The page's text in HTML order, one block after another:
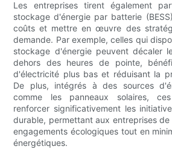
Les entreprises tirent également
stockage d'énergie par batterie
coûts et mettre en œuvre des
demande. Par exemple, celles qui
stockage d'énergie peuvent décaler
dehors des heures de pointe,
d'électricité plus bas et réduisant la
De plus, intégrés à des sources
comme les panneaux solaires,
renforcer significativement les
durable, permettant aux entreprises
engagements écologiques tout en
énergétiques.